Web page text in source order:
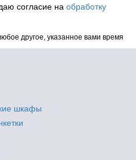
согласие на обработку
другое, указанное вами время
шкафы